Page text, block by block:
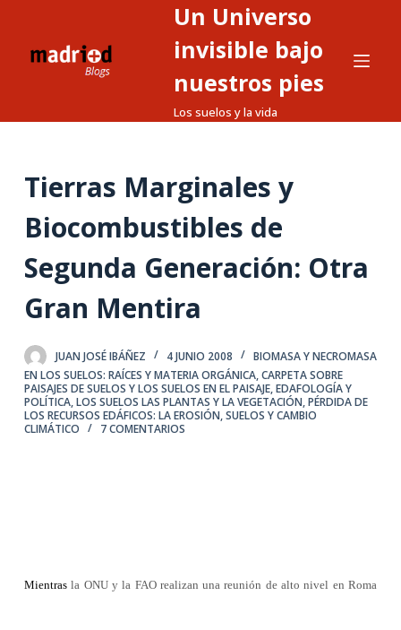
d
o
Un Universo
invisible bajo
nuestros pies
Los suelos y la vida
Tierras Marginales y
Biocombustibles de
Segunda Generación: Otra
Gran Mentira
JUAN JOSÉ IBÁÑEZ 4 JUNIO 2008
BIOMASA Y NECROMASA
EN LOS SUELOS: RAÍCES Y MATERIA ORGÁNICA,CARPETA SOBRE
PAISAJES DE SUELOS Y LOS SUELOS EN EL PAISAJE,EDAFOLOGÍA Y
POLÍTICA,LOS SUELOS LAS PLANTAS Y LA VEGETACIÓN,PÉRDIDA DE
LOS RECURSOS EDÁFICOS: LA EROSIÓN,SUELOS Y CAMBIO
CLIMÁTICO
7 COMENTARIOS
Mientrasla ONU y la FAO realizan una reunión de alto nivel en Roma